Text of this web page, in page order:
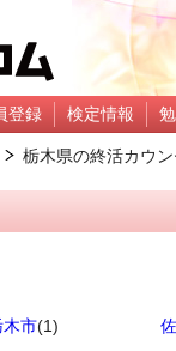
登録 検定情報
栃木県の終活カウ
木市(1)